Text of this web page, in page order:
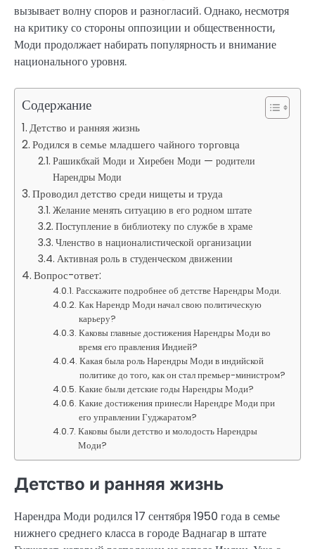
вызывает волну споров и разногласий. Однако, несмотря
на критику со стороны оппозиции и общественности,
Моди продолжает набирать популярность и внимание
национального уровня.
Содержание
Детство и ранняя жизнь
Родился в семье младшего чайного торговца
Рашикбхай Моди и Хиребен Моди — родители
Нарендры Моди
Проводил детство среди нищеты и труда
Желание менять ситуацию в его родном штате
Поступление в библиотеку по службе в храме
Членство в националистической организации
Активная роль в студенческом движении
Вопрос-ответ:
Расскажите подробнее об детстве Нарендры Моди.
Как Нарендр Моди начал свою политическую
карьеру?
Каковы главные достижения Нарендры Моди во
время его правления Индией?
Какая была роль Нарендры Моди в индийской
политике до того, как он стал премьер-министром?
Какие были детские годы Нарендры Моди?
Какие достижения принесли Нарендре Моди при
его управлении Гуджаратом?
Каковы были детство и молодость Нарендры
Моди?
Детство и ранняя жизнь
Нарендра Моди родился 17 сентября 1950 года в семье
нижнего среднего класса в городе Ваднагар в штате